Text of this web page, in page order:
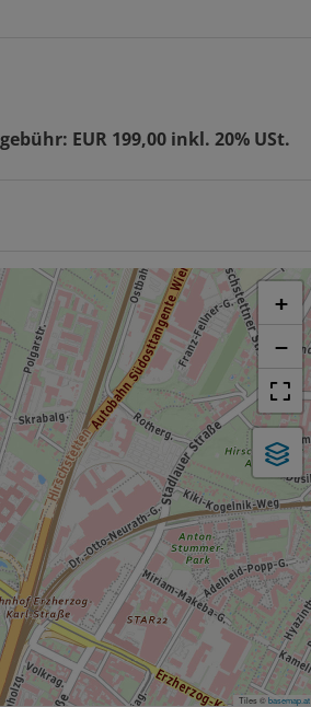
EUR 199,00 inkl. 20% USt.
+
−
Tiles ©basemap.at